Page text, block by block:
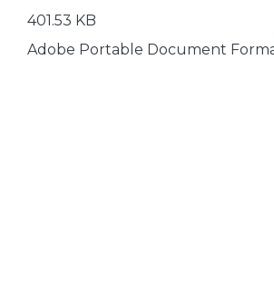
401.53 KB
Adobe Portable Document